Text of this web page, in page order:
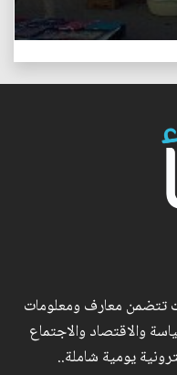
تتضمن معارف ومعلومات
والاقتصاد والاجتماع
يومية شاملة..